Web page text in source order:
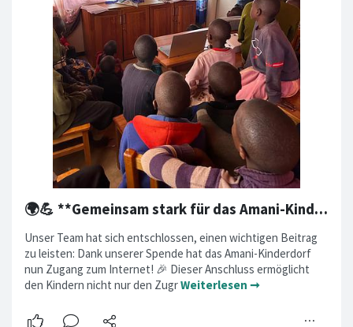
🌍💪 **Gemeinsam stark für das Amani-Kinderdorf!** 💪🌍
Unser Team hat sich entschlossen, einen wichtigen Beitrag
zu leisten: Dank unserer Spende hat das Amani-Kinderdorf
nun Zugang zum Internet! 🎉 Dieser Anschluss ermöglicht
den Kindern nicht nur den ZugrWeiterlesen ➞